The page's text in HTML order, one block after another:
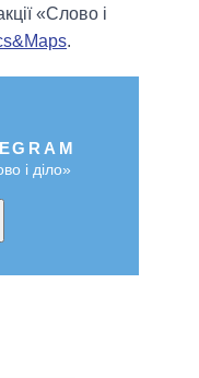
«Слово і
.
і діло»